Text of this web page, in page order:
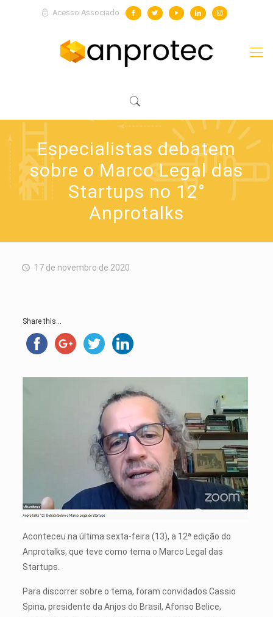
Acesso Associado
Especialistas debatem
sobre o Marco Legal das
Startups no 12°
Anprotalks
17 de novembro de 2020
Share this...
Aconteceu na última sexta-feira (13), a 12ª edição do
Anprotalks, que teve como tema o Marco Legal das
Startups.
Para discorrer sobre o tema, foram convidados Cassio
Spina, presidente da Anjos do Brasil, Afonso Belice,